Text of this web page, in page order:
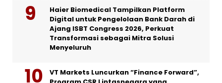
Haier Biomedical Tampilkan Platform
Digital untuk Pengelolaan Bank Darah di
Ajang ISBT Congress 2026, Perkuat
Transformasi sebagai Mitra Solusi
Menyeluruh
VT Markets Luncurkan “Finance Forward”,